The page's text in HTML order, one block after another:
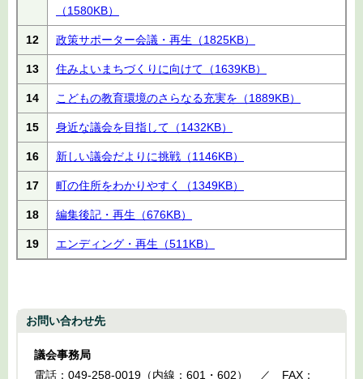
（1580KB）
12 政策サポーター会議・再生 （1825KB）
13 住みよいまちづくりに向けて （1639KB）
14 こどもの教育環境のさらなる充実を （1889KB）
15 身近な議会を目指して （1432KB）
16 新しい議会だよりに挑戦 （1146KB）
17 町の住所をわかりやすく （1349KB）
18 編集後記・再生 （676KB）
19 エンディング・再生 （511KB）
お問い合わせ先
議会事務局
電話：049-258-0019（内線：601・602） ／ FAX：